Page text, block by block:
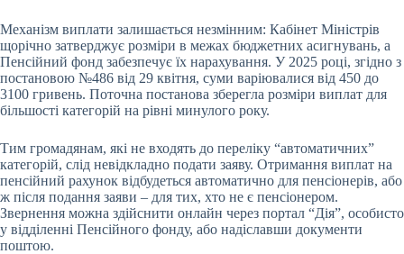
Механізм виплати залишається незмінним: Кабінет Міністрів
щорічно затверджує розміри в межах бюджетних асигнувань, а
Пенсійний фонд забезпечує їх нарахування. У 2025 році, згідно з
постановою №486 від 29 квітня, суми варіювалися від 450 до
3100 гривень. Поточна постанова зберегла розміри виплат для
більшості категорій на рівні минулого року.
Тим громадянам, які не входять до переліку “автоматичних”
категорій, слід невідкладно подати заяву. Отримання виплат на
пенсійний рахунок відбудеться автоматично для пенсіонерів, або
ж після подання заяви – для тих, хто не є пенсіонером.
Звернення можна здійснити онлайн через портал “Дія”, особисто
у відділенні Пенсійного фонду, або надіславши документи
поштою.